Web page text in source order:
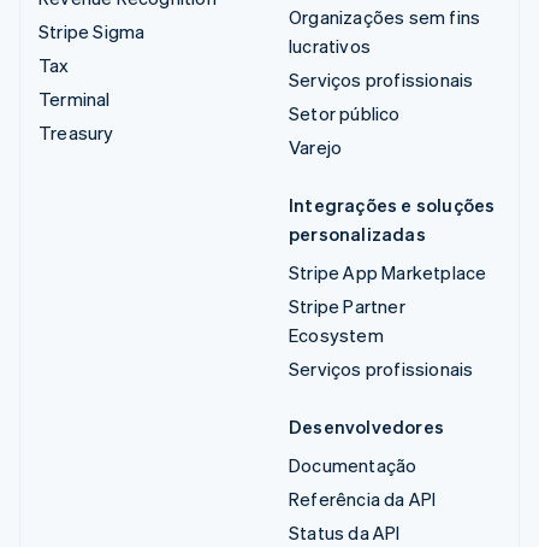
Stripe Sigma
Tax
Terminal
Treasury
Organizações sem fins
lucrativos
Serviços profissionais
Setor público
Varejo
Integrações e soluções
personalizadas
Stripe App Marketplace
Stripe Partner
Ecosystem
Serviços profissionais
Desenvolvedores
Documentação
Referência da API
Status da API